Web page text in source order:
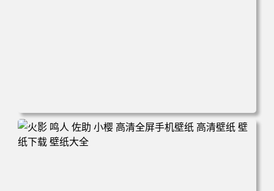
电脑壁纸 动漫情侣 名侦探柯南 新一小兰 柯兰 甜蜜互动 角
色壁纸 手机壁纸 高清壁纸 壁纸下载 壁纸大全